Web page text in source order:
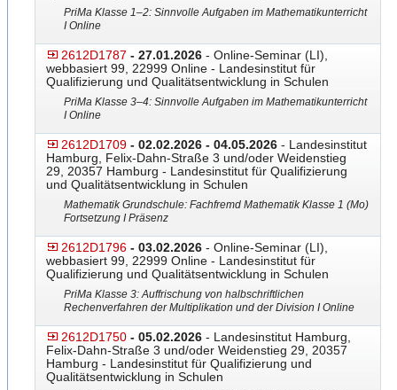
PriMa Klasse 1–2: Sinnvolle Aufgaben im Mathematikunterricht
I Online
2612D1787 - 27.01.2026 - Online-Seminar (LI),
webbasiert 99, 22999 Online - Landesinstitut für
Qualifizierung und Qualitätsentwicklung in Schulen
PriMa Klasse 3–4: Sinnvolle Aufgaben im Mathematikunterricht
I Online
2612D1709 - 02.02.2026 - 04.05.2026 - Landesinstitut
Hamburg, Felix-Dahn-Straße 3 und/oder Weidenstieg
29, 20357 Hamburg - Landesinstitut für Qualifizierung
und Qualitätsentwicklung in Schulen
Mathematik Grundschule: Fachfremd Mathematik Klasse 1 (Mo)
Fortsetzung I Präsenz
2612D1796 - 03.02.2026 - Online-Seminar (LI),
webbasiert 99, 22999 Online - Landesinstitut für
Qualifizierung und Qualitätsentwicklung in Schulen
PriMa Klasse 3: Auffrischung von halbschriftlichen
Rechenverfahren der Multiplikation und der Division I Online
2612D1750 - 05.02.2026 - Landesinstitut Hamburg,
Felix-Dahn-Straße 3 und/oder Weidenstieg 29, 20357
Hamburg - Landesinstitut für Qualifizierung und
Qualitätsentwicklung in Schulen